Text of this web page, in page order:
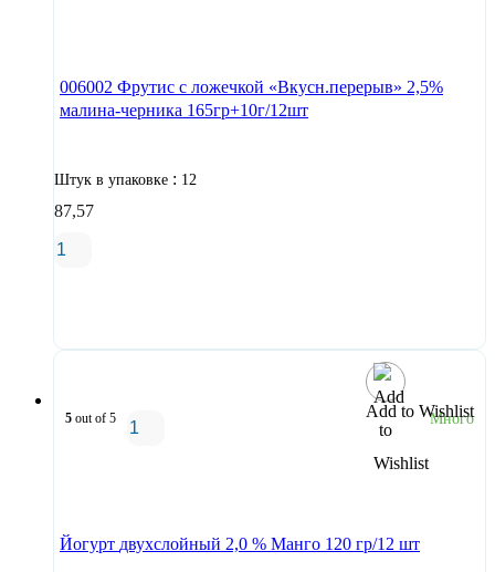
006002 Фрутис с ложечкой «Вкусн.перерыв» 2,5%
малина-черника 165гр+10г/12шт
Штук в упаковке : 12
87,57
Add to Wishlist
5 out of 5 Много
Йогурт двухслойный 2,0 % Манго 120 гр/12 шт